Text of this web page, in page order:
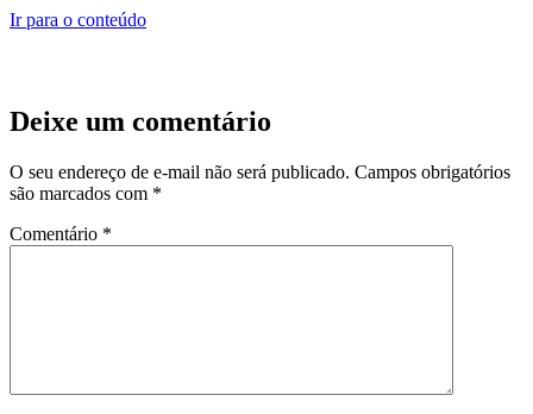
Ir para o conteúdo
Deixe um comentário
O seu endereço de e-mail não será publicado. Campos obrigatórios
são marcados com *
Comentário *